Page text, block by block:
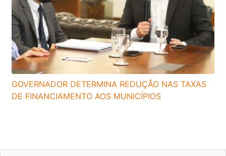
GOVERNADOR DETERMINA REDUÇÃO NAS TAXAS
DE FINANCIAMENTO AOS MUNICÍPIOS